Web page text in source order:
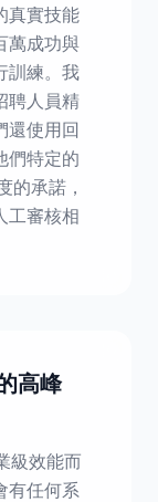
真實技能
萬成功與
訓練。我
聘人員精
還使用回
們特定的
的承諾，
工審核相
高峰
級效能而
有任何系